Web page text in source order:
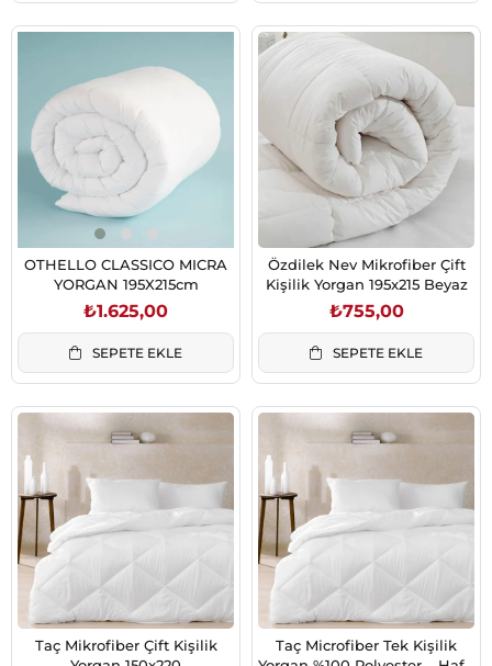
OTHELLO CLASSICO MICRA
YORGAN 195X215cm
₺1.625,00
SEPETE EKLE
Özdilek Nev Mikrofiber Çift
Kişilik Yorgan 195x215 Beyaz
₺755,00
SEPETE EKLE
Taç Mikrofiber Çift Kişilik
Taç Microfiber Tek Kişilik